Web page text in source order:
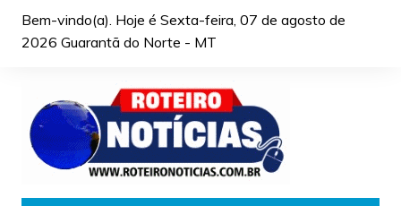
Bem-vindo(a). Hoje é Sexta-feira, 07 de agosto de
2026 Guarantã do Norte - MT